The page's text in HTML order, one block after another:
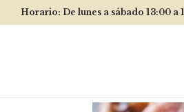
Horario: De lunes a sábado 13:00 a